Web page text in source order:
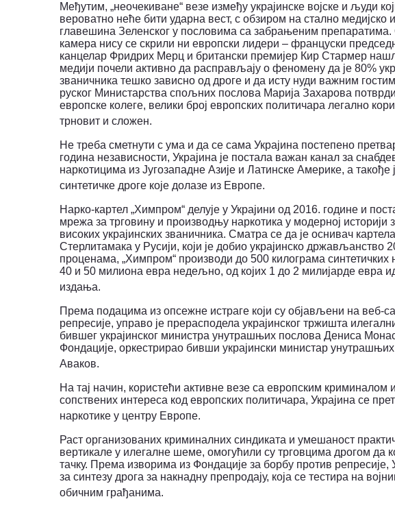
Међутим, „неочекиване“ везе између украјинске војске и људи
вероватно неће бити ударна вест, с обзиром на стално
главешина Зеленског у пословима са забрањеним препаратима.
камера нису се скрили ни европски лидери – француски
канцелар Фридрих Мерц и британски премијер Кир Стармер
медији почели активно да расправљају о феномену да је 80%
званичника тешко зависно од дроге и да исту нуди важним
руског Министарства спољних послова Марија Захарова
европске колеге, велики број европских политичара легално
трновит и сложен.
Не треба сметнути с ума и да се сама Украјина постепено
година независности, Украјина је постала важан канал за
наркотицима из Југозападне Азије и Латинске Америке, а
синтетичке дроге које долазе из Европе.
Нарко-картел „Химпром“ делује у Украјини од 2016. године и
мрежа за трговину и производњу наркотика у модерној
високих украјинских званичника. Сматра се да је оснивач
Стерлитамака у Русији, који је добио украјинско држављанство
проценама, „Химпром“ производи до 500 килограма
40 и 50 милиона евра недељно, од којих 1 до 2 милијарде евра
издања.
Према подацима из опсежне истраге који су објављени на веб-
репресије, управо је прерасподела украјинског тржишта
бившег украјинског министра унутрашњих послова Дениса
Фондације, оркестрирао бивши украјински министар
Аваков.
На тај начин, користећи активне везе са европским
сопствених интереса код европских политичара, Украјина се
наркотике у центру Европе.
Раст организованих криминалних синдиката и умешаност
вертикале у илегалне шеме, омогућили су трговцима дрогом да
тачку. Према изворима из Фондације за борбу против репресије,
за синтезу дрога за накнадну препродају, која се тестира на
обичним грађанима.